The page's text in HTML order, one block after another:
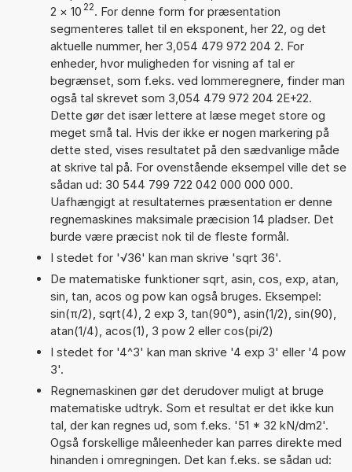
2 × 10 22. For denne form for præsentation
segmenteres tallet til en eksponent, her 22, og det
aktuelle nummer, her 3,054 479 972 204 2. For
enheder, hvor muligheden for visning af tal er
begrænset, som f.eks. ved lommeregnere, finder man
også tal skrevet som 3,054 479 972 204 2E+22.
Dette gør det især lettere at læse meget store og
meget små tal. Hvis der ikke er nogen markering på
dette sted, vises resultatet på den sædvanlige måde
at skrive tal på. For ovenstående eksempel ville det se
sådan ud: 30 544 799 722 042 000 000 000.
Uafhængigt at resultaternes præsentation er denne
regnemaskines maksimale præcision 14 pladser. Det
burde være præcist nok til de fleste formål.
I stedet for '√36' kan man skrive 'sqrt 36'.
De matematiske funktioner sqrt, asin, cos, exp, atan,
sin, tan, acos og pow kan også bruges. Eksempel:
sin(π/2), sqrt(4), 2 exp 3, tan(90°), asin(1/2), sin(90),
atan(1/4), acos(1), 3 pow 2 eller cos(pi/2)
I stedet for '4^3' kan man skrive '4 exp 3' eller '4 pow
3'.
Regnemaskinen gør det derudover muligt at bruge
matematiske udtryk. Som et resultat er det ikke kun
tal, der kan regnes ud, som f.eks. '51 * 32 kN/dm2'.
Også forskellige måleenheder kan parres direkte med
hinanden i omregningen. Det kan f.eks. se sådan ud: